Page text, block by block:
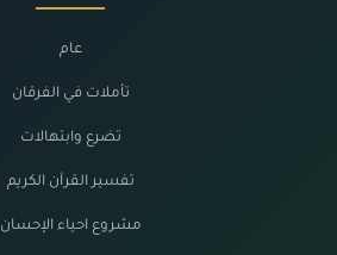
عام
تأملات في الفرقان
تضرع وابتهالات
تفسير القرآن الكريم
مشروع احياء الإحسان